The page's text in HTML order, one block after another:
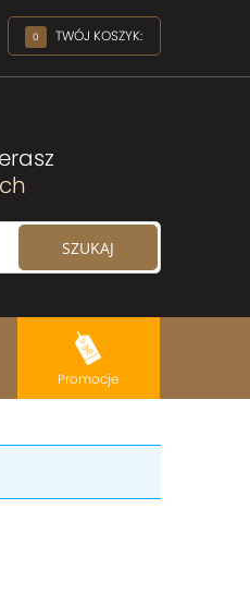
0 TWÓJ KOSZYK:
Promocje